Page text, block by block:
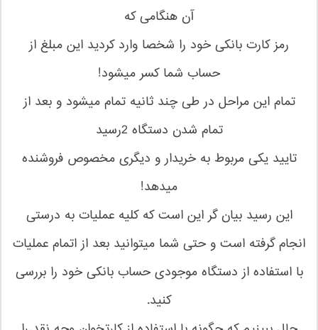
آن هنگامی که
رمز کارت بانکی خود را شخصا وارد کردید این مبلغ از
حساب شما کسر میشود!
تمام این مراحل در طی چند ثانیه تمام میشود و بعد از
تمام شدن دستگاه 2رسید
تایید یکی مربوط به خریدار و دیگری مخصوص فروشنده
میدهد!
این رسید بیان گر این است که کلیه عملیات به درستی
انجام گرفته است و حتی شما میتوانید بعد از اتمام عملیات
با استفاده از دستگاه موجودی حساب بانکی خود را بررسی
کنید.